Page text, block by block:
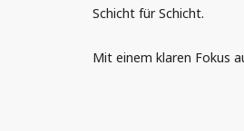
Schicht für Schicht.
Mit einem klaren Fokus